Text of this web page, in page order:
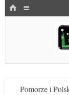
HOME
Pulsarowy.pl
Pomorze i